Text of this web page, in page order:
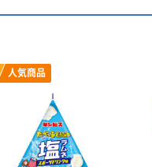
人気商品